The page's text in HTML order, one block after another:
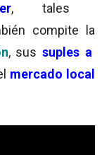
, tales
compite la
, sus suples a
mercado local